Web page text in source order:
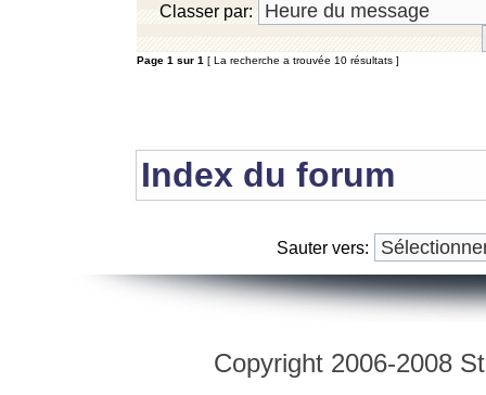
Classer par:
Page 1 sur 1 [ La recherche a trouvée 10 résultats ]
Index du forum
Sauter vers:
Copyright 2006-2008